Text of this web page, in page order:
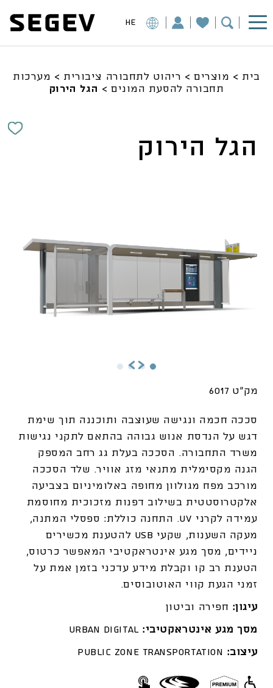
HE
בית > מוצרים> ריהוט לתחבורה ציבורית > מערכות
תחבורה להסעת המונים> הגל הירוק
מק"ט 6017
סככה חכמה ונגישה שעוצבה ותוכננה תוך שימת
דגש על הנדסת אנוש גבוהה בהתאם לתקני נגישות
משרד התחבורה. הסככה בעלת גג רחב המספק
הגנה מקסימלית מתנאי מזג אוויר. שלד הסככה
מורכב מפח מגולוון מחופה באלומיניום בצביעה
אלקטרוסטטית בשילוב דפנות מזכוכית מחוסמת
עמידה לקרני UV. התחנה כוללת: ספסלי המתנה,
מעקה השענות, שקעי USB להטענת מכשירים
ניידים, מסך מגע אינטראקטיבי המאפשר כרטוס,
הטענת רב קו וקבלת מידע עדכני בזמן אמת על
זמני הגעת קווי האוטובוסים.
עיגון: חפירה וביטון
מסך מגע אינטראקטיבי:Urban digital
עיצוב: Public Zone Transportation
הגל הירוק